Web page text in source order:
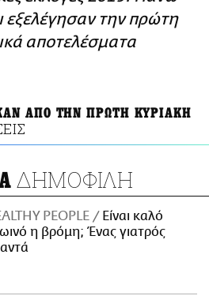
εξελέγησαν την πρώτη
αποτελέσματα
ΑΠΟ ΤΗΝ ΠΡΩΤΗ ΚΥΡΙΑΚΗ
ΔΗΜΟΦΙΛΗ
PEOPLE
Είναι καλό
η βρόμη; Ένας γιατρός